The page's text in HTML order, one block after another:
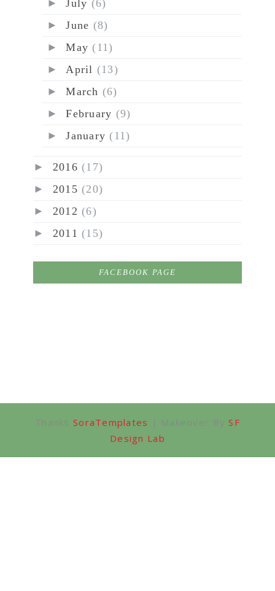
►July (6)
►June (8)
►May (11)
►April (13)
►March (6)
►February (9)
►January (11)
► 2016 (17)
► 2015 (20)
► 2012 (6)
► 2011 (15)
FACEBOOK PAGE
Thanks SoraTemplates | Makeover BySF
Design Lab